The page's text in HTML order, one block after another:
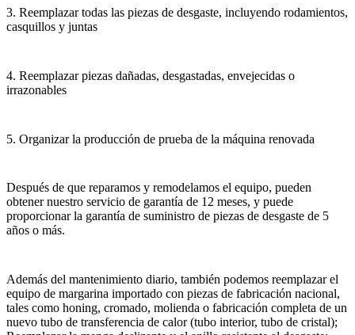
3. Reemplazar todas las piezas de desgaste, incluyendo rodamientos,
casquillos y juntas
4. Reemplazar piezas dañadas, desgastadas, envejecidas o
irrazonables
5. Organizar la producción de prueba de la máquina renovada
Después de que reparamos y remodelamos el equipo, pueden
obtener nuestro servicio de garantía de 12 meses, y puede
proporcionar la garantía de suministro de piezas de desgaste de 5
años o más.
Además del mantenimiento diario, también podemos reemplazar el
equipo de margarina importado con piezas de fabricación nacional,
tales como honing, cromado, molienda o fabricación completa de un
nuevo tubo de transferencia de calor (tubo interior, tubo de cristal);